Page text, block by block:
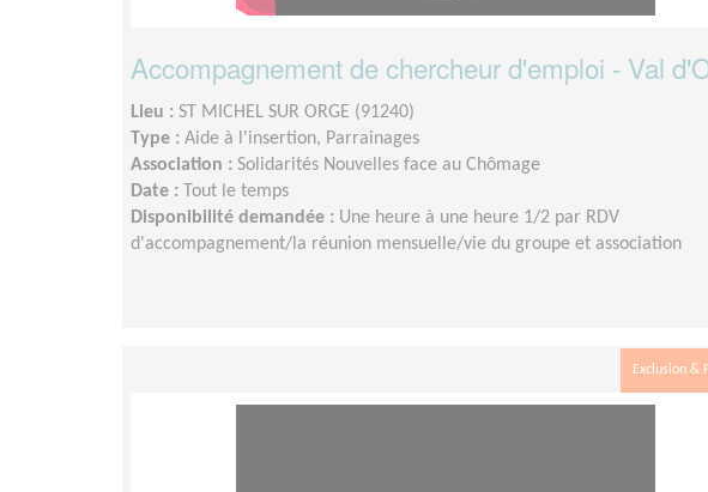
Accompagnement de chercheur d'emploi - Val
Lieu : ST MICHEL SUR ORGE (91240)
Type : Aide à l'insertion, Parrainages
Association : Solidarités Nouvelles face au Chômage
Date :
Tout le temps
Disponibilité demandée : Une heure à une heure 1/2 par RDV
d'accompagnement/la réunion mensuelle/vie du groupe et association
Exclusion &